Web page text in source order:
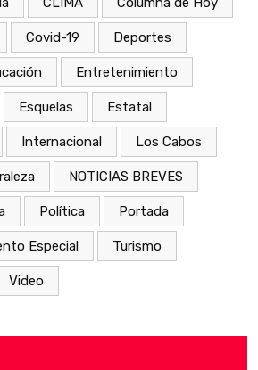
Covid-19 Deportes
Entretenimiento
Esquelas Estatal
Internacional Los Cabos
NOTICIAS BREVES
Política Portada
Especial Turismo
Video